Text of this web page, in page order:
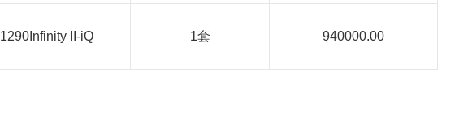
1290Infinity II-iQ 1套 940000.00